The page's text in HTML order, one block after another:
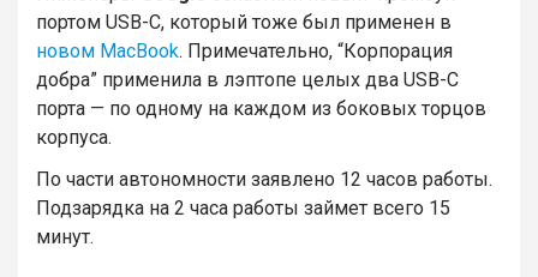
портом USB-C, который тоже был применен в
новом MacBook. Примечательно, “Корпорация
добра” применила в лэптопе целых два USB-C
порта — по одному на каждом из боковых торцов
корпуса.
По части автономности заявлено 12 часов работы.
Подзарядка на 2 часа работы займет всего 15
минут.